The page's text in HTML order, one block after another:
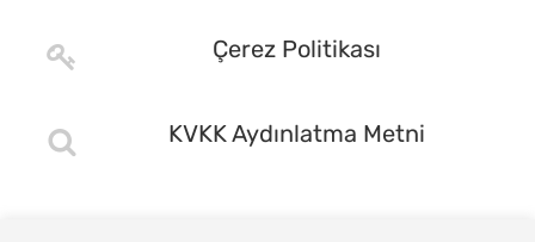
Çerez Politikası
KVKK Aydınlatma Metni